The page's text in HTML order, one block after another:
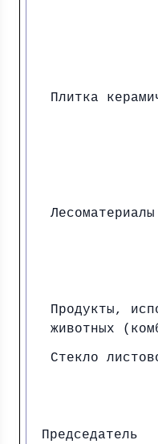
Плитка
Продукты,
животных
Стекло
Председатель